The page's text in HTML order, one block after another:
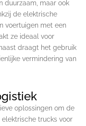
duurzaam, maar ook
de elektrische
voertuigen met een
ze ideaal voor
draagt het gebruik
vermindering van
oplossingen om de
elektrische trucks voor